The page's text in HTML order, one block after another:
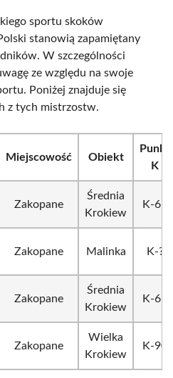
sportu skoków
stanowią zapamiętany
W szczególności
ze względu na swoje
Poniżej znajduje się
z tych mistrzostw.
Miejscowość Obiekt
Punkt
K
Zakopane
Średnia
Krokiew
K-65
Zakopane Malinka K-?
Zakopane
Średnia
Krokiew
K-65
Zakopane
Wielka
Krokiew
K-90